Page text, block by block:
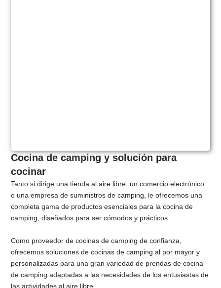
Cocina de camping y solución para
cocinar
Tanto si dirige una tienda al aire libre, un comercio electrónico
o una empresa de suministros de camping, le ofrecemos una
completa gama de productos esenciales para la cocina de
camping, diseñados para ser cómodos y prácticos.
Como proveedor de cocinas de camping de confianza,
ofrecemos soluciones de cocinas de camping al por mayor y
personalizadas para una gran variedad de prendas de cocina
de camping adaptadas a las necesidades de los entusiastas de
las actividades al aire libre.